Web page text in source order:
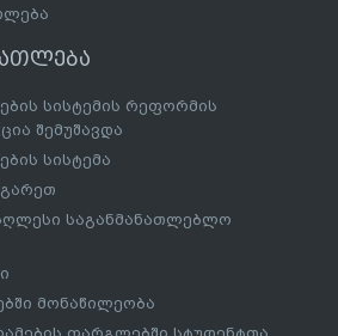
სისტემის რეფორმის
შემუშავდა
სისტემა
საგანმანათლებლო
მონაწილეობა